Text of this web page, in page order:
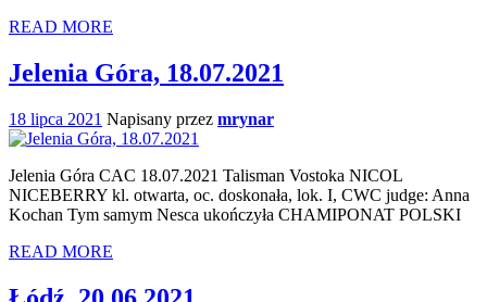
READ MORE
Jelenia Góra, 18.07.2021
18 lipca 2021 Napisany przez mrynar
Jelenia Góra CAC 18.07.2021 Talisman Vostoka NICOL
NICEBERRY kl. otwarta, oc. doskonała, lok. I, CWC judge: Anna
Kochan Tym samym Nesca ukończyła CHAMIPONAT POLSKI
READ MORE